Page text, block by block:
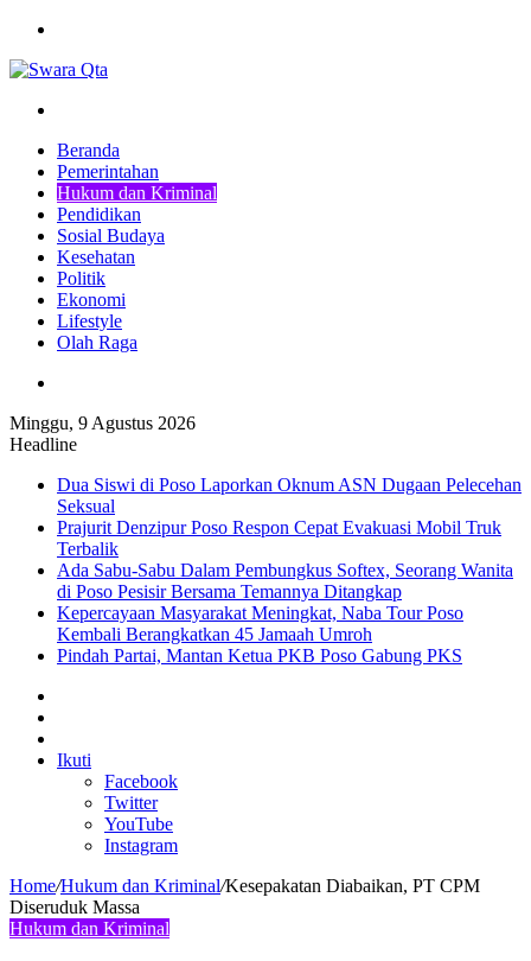
Beranda
Pemerintahan
Hukum dan Kriminal
Pendidikan
Sosial Budaya
Kesehatan
Politik
Ekonomi
Lifestyle
Olah Raga
Minggu, 9 Agustus 2026
Headline
Dua Siswi di Poso Laporkan Oknum ASN Dugaan Pelecehan
Seksual
Prajurit Denzipur Poso Respon Cepat Evakuasi Mobil Truk
Terbalik
Ada Sabu-Sabu Dalam Pembungkus Softex, Seorang Wanita
di Poso Pesisir Bersama Temannya Ditangkap
Kepercayaan Masyarakat Meningkat, Naba Tour Poso
Kembali Berangkatkan 45 Jamaah Umroh
Pindah Partai, Mantan Ketua PKB Poso Gabung PKS
In
Ikuti
Facebook
Twitter
YouTube
Instagram
Home/Hukum dan Kriminal/Kesepakatan Diabaikan, PT CPM
Diseruduk Massa
Hukum dan Kriminal